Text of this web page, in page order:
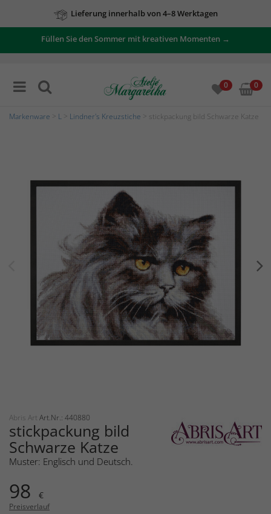
Lieferung innerhalb von 4–8 Werktagen
Füllen Sie den Sommer mit kreativen Momenten →
0 0
Markenware L Lindner's Kreuzstiche > stickpackung bild Schwarze Katze
Abris Art Art.Nr.: 440880
stickpackung bild
Schwarze Katze
Muster: Englisch und Deutsch.
98 €
Preisverlauf